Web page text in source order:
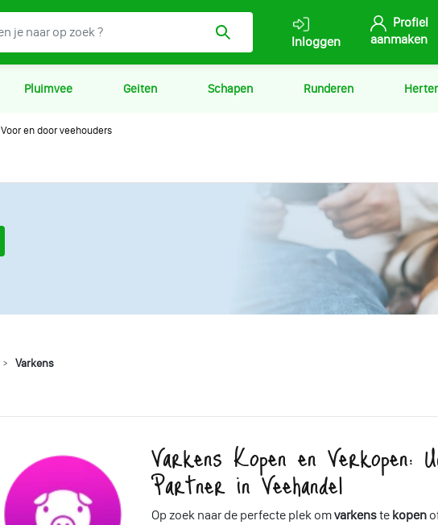
Inloggen
Profiel
aanmaken
Pluimvee Geiten Schapen Runderen
Voor en door veehouders
Varkens
Varkens Kopen en Verkopen:
Partner in Veehandel
Op zoek naar de perfecte plek omvarkenste kopen